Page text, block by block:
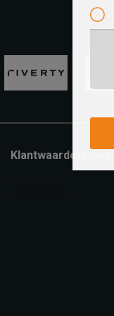
Klantwaarderingen: